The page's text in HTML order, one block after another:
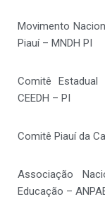
Movimento
Piauí – MNDH PI
Comitê
CEEDH – PI
Comitê Piauí da
Associação
Educação –